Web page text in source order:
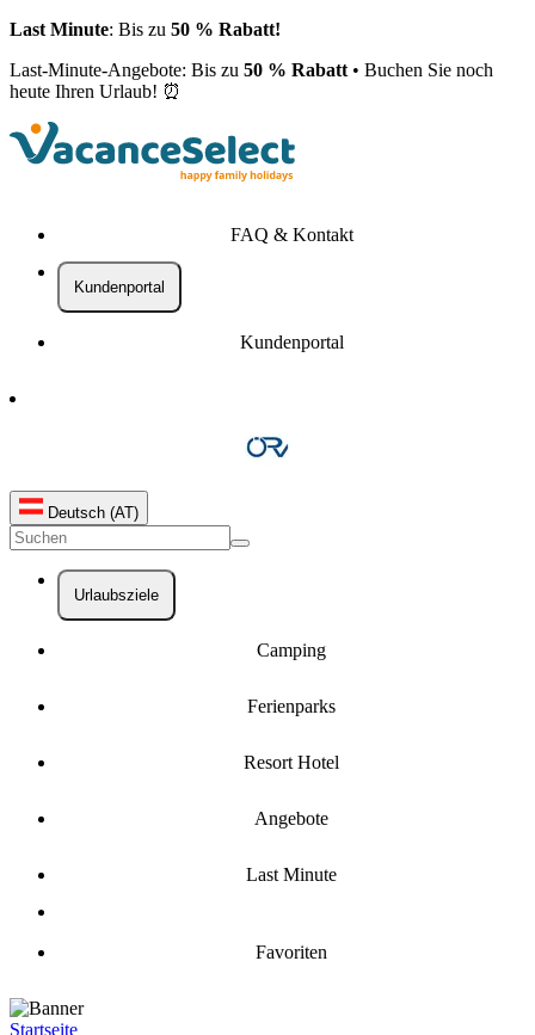
Last Minute: Bis zu 50 % Rabatt!
Last-Minute-Angebote: Bis zu 50 % Rabatt • Buchen Sie noch
heute Ihren Urlaub! ⏰
FAQ & Kontakt
Kundenportal
Kundenportal
Deutsch (AT)
Urlaubsziele
Camping
Ferienparks
Resort Hotel
Angebote
Last Minute
Favoriten
Startseite